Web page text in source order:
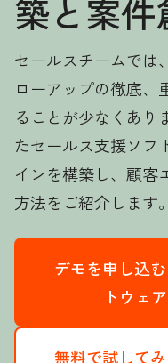
築と案
セールスチームでは
ローアップの徹底、
ることが少なくあり
たセールス支援ソフ
インを構築し、顧客
方法をご紹介します。
デモを申し込む
トウェ
無料で試して